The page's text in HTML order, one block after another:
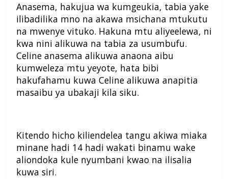
Anasema, hakujua wa kumgeukia, tabia yake
ilibadilika mno na akawa msichana mtukutu
na mwenye vituko. Hakuna mtu aliyeelewa, ni
kwa nini alikuwa na tabia za usumbufu.
Celine anasema alikuwa anaona aibu
kumweleza mtu yeyote, hata bibi
hakufahamu kuwa Celine alikuwa anapitia
masaibu ya ubakaji kila siku.
Kitendo hicho kiliendelea tangu akiwa miaka
minane hadi 14 hadi wakati binamu wake
aliondoka kule nyumbani kwao na ilisalia
kuwa siri.